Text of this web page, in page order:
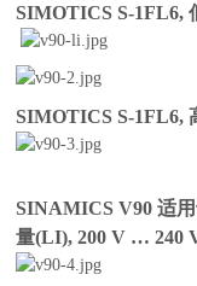
SIMOTICS S-1FL6,
SIMOTICS S-1FL6,
SINAMICS V90 适
量(LI), 200 V … 240